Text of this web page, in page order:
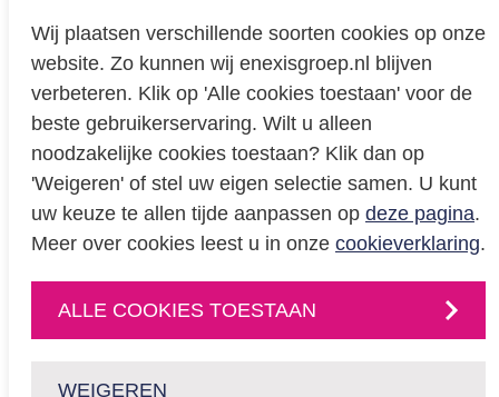
Wij plaatsen verschillende soorten cookies op onze
website. Zo kunnen wij enexisgroep.nl blijven
verbeteren. Klik op 'Alle cookies toestaan' voor de
beste gebruikerservaring. Wilt u alleen
noodzakelijke cookies toestaan? Klik dan op
'Weigeren' of stel uw eigen selectie samen. U kunt
uw keuze te allen tijde aanpassen op deze pagina.
Meer over cookies leest u in onze cookieverklaring.
ALLE COOKIES TOESTAAN
WEIGEREN
Privacy
Cookieverklaring
BREEAM certificering
Educatie
CONTACT